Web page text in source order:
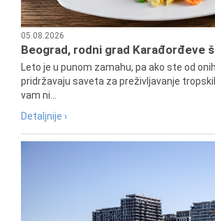
05.08.2026
Beograd, rodni grad Karađorđeve
Leto je u punom zamahu, pa ako ste od
pridržavaju saveta za preživljavanje
vam ni...
Detaljnije ›